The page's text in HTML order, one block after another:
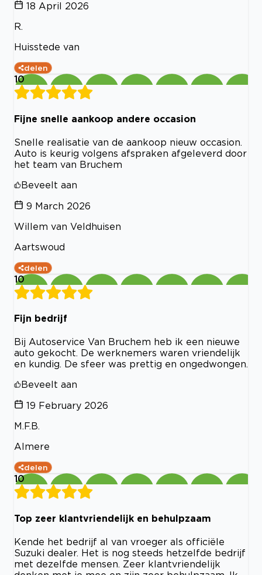
18 April 2026
R.
Huisstede van
delen
10
Fijne snelle aankoop andere occasion
Snelle realisatie van de aankoop nieuw occasion.
Auto is keurig volgens afspraken afgeleverd door
het team van Bruchem
Beveelt aan
9 March 2026
Willem van Veldhuisen
Aartswoud
delen
10
Fijn bedrijf
Bij Autoservice Van Bruchem heb ik een nieuwe
auto gekocht. De werknemers waren vriendelijk
en kundig. De sfeer was prettig en ongedwongen.
Beveelt aan
19 February 2026
M.F.B.
Almere
delen
10
Top zeer klantvriendelijk en behulpzaam
Kende het bedrijf al van vroeger als officiële
Suzuki dealer. Het is nog steeds hetzelfde bedrijf
met dezelfde mensen. Zeer klantvriendelijk